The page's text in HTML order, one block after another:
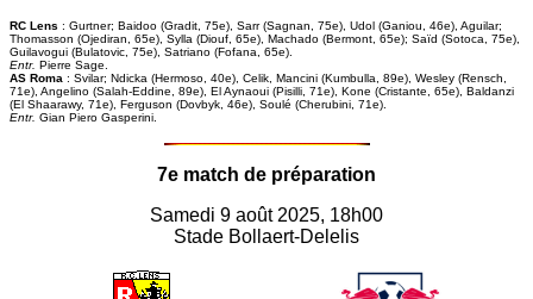
RC Lens : Gurtner; Baidoo (Gradit, 75e), Sarr (Sagnan, 75e), Udol (Ganiou, 46e), Aguilar;
Thomasson (Ojediran, 65e), Sylla (Diouf, 65e), Machado (Bermont, 65e); Saïd (Sotoca, 75e),
Guilavogui (Bulatovic, 75e), Satriano (Fofana, 65e).
Entr. Pierre Sage.
AS Roma : Svilar; Ndicka (Hermoso, 40e), Celik, Mancini (Kumbulla, 89e), Wesley (Rensch,
71e), Angelino (Salah-Eddine, 89e), El Aynaoui (Pisilli, 71e), Kone (Cristante, 65e), Baldanzi
(El Shaarawy, 71e), Ferguson (Dovbyk, 46e), Soulé (Cherubini, 71e).
Entr. Gian Piero Gasperini.
7e match de préparation
Samedi 9 août 2025, 18h00
Stade Bollaert-Delelis